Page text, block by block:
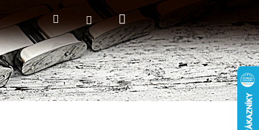
HledatPřihlášeníNákupní
košík